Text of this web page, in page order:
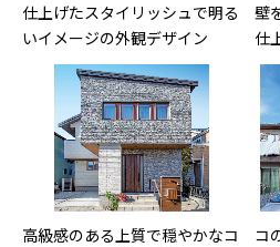
仕上げたスタイリッシュで明る
いイメージの外観デザイン
壁
仕
高級感のある上質で穏やかなコ
コ